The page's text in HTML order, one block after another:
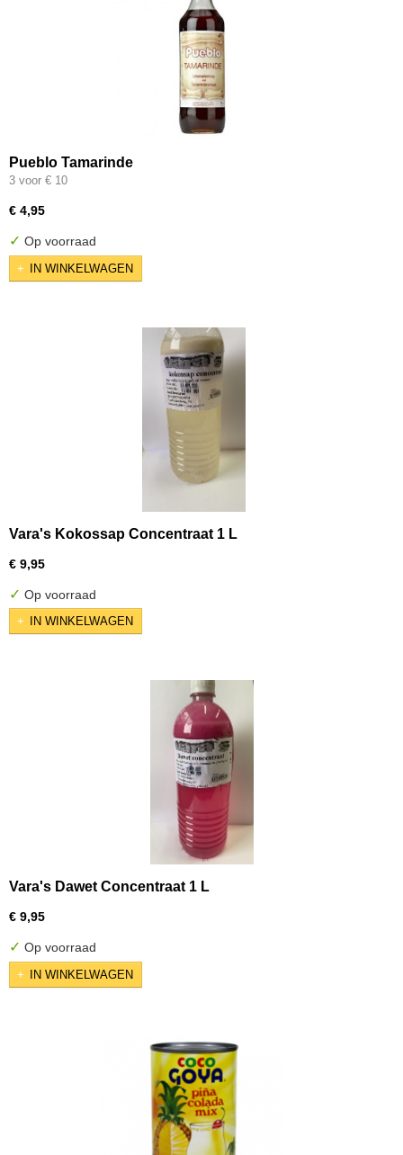
Pueblo Tamarinde
3 voor € 10
€ 4,95
✓ Op voorraad
IN WINKELWAGEN
Vara's Kokossap Concentraat 1 L
€ 9,95
✓ Op voorraad
IN WINKELWAGEN
Vara's Dawet Concentraat 1 L
€ 9,95
✓ Op voorraad
IN WINKELWAGEN